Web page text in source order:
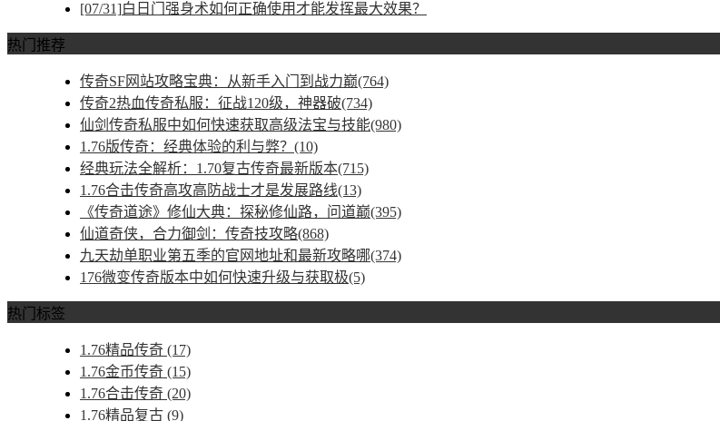
[07/31]白日门强身术如何正确使用才能发挥最大效果？
热门推荐
传奇SF网站攻略宝典：从新手入门到战力巅(764)
传奇2热血传奇私服：征战120级，神器破(734)
仙剑传奇私服中如何快速获取高级法宝与技能(980)
1.76版传奇：经典体验的利与弊？(10)
经典玩法全解析：1.70复古传奇最新版本(715)
1.76合击传奇高攻高防战士才是发展路线(13)
《传奇道途》修仙大典：探秘修仙路，问道巅(395)
仙道奇侠，合力御剑：传奇技攻略(868)
九天劫单职业第五季的官网地址和最新攻略哪(374)
176微变传奇版本中如何快速升级与获取极(5)
热门标签
1.76精品传奇 (17)
1.76金币传奇 (15)
1.76合击传奇 (20)
1.76精品复古 (9)